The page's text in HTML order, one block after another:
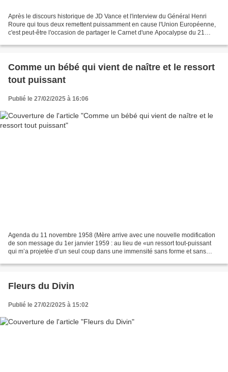
Après le discours historique de JD Vance et l'interview du Général Henri
Roure qui tous deux remettent puissamment en cause l'Union Européenne,
c'est peut-être l'occasion de partager le Carnet d'une Apocalypse du 21
Comme un bébé qui vient de naître et le ressort
tout puissant
Publié le 27/02/2025 à 16:06
Agenda du 11 novembre 1958 (Mère arrive avec une nouvelle modification
de son message du 1er janvier 1959 : au lieu de «un ressort tout-puissant
qui m’a projetée d’un seul coup dans une immensité sans forme et sans
Fleurs du Divin
Publié le 27/02/2025 à 15:02